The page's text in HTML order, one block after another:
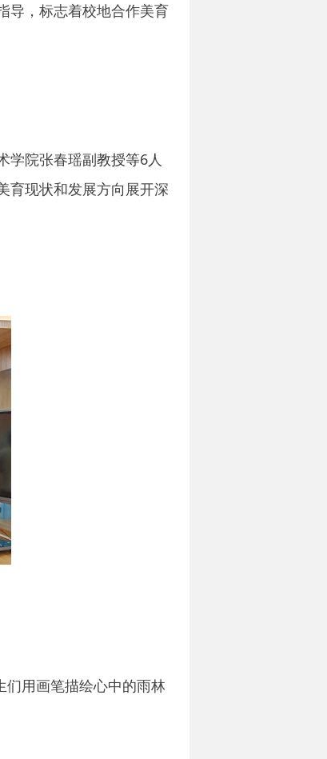
导，标志着校地合作美育
学院张春瑶副教授等6人
育现状和发展方向展开深
们用画笔描绘心中的雨林